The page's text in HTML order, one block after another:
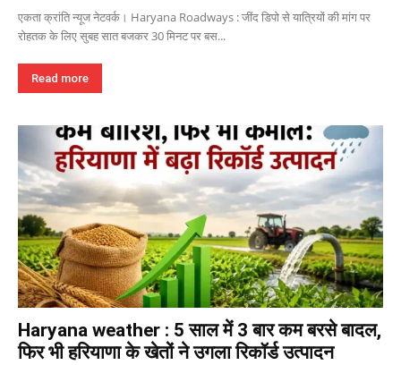
एकता क्रांति न्यूज नेटवर्क। Haryana Roadways : जींद डिपो से यात्रियों की मांग पर
रोहतक के लिए सुबह सात बजकर 30 मिनट पर बस...
Read more
Haryana weather : 5 साल में 3 बार कम बरसे बादल,
फिर भी हरियाणा के खेतों ने उगला रिकॉर्ड उत्पादन